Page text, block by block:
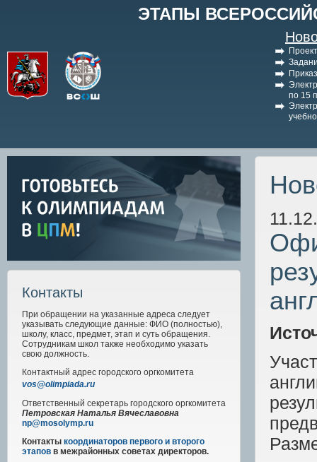
ЭТАПЫ
по 15
Контакты
При обращении на указанные адреса следует
указывать следующие данные: ФИО (полностью),
школу, класс, предмет, этап и суть обращения.
Сотрудникам школ также необходимо указать
свою должность.
Контактный адрес городского оргкомитета
vos@olimpiada.ru
Ответственный секретарь городского оргкомитета
Петровская Наталья Вячеславовна
np@mosolymp.ru
Контакты координаторов первого и второго
этапов в межрайонных советах директоров.